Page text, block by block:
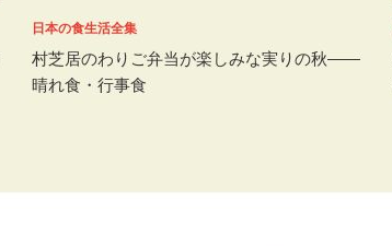
日本の食生活全集
村芝居のわりご弁当が楽しみな実りの秋――
晴れ食・行事食